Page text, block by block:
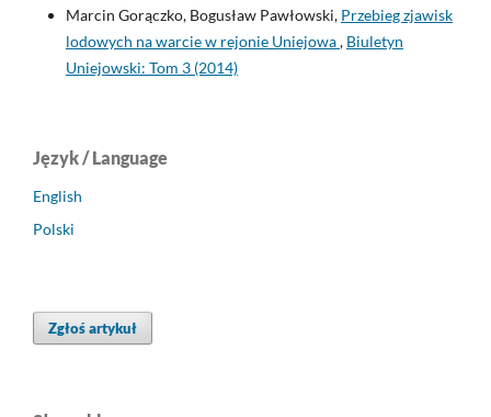
Marcin Gorączko, Bogusław Pawłowski, Przebieg zjawisk
lodowych na warcie w rejonie Uniejowa, Biuletyn
Uniejowski: Tom 3 (2014)
Język / Language
English
Polski
Zgłoś artykuł